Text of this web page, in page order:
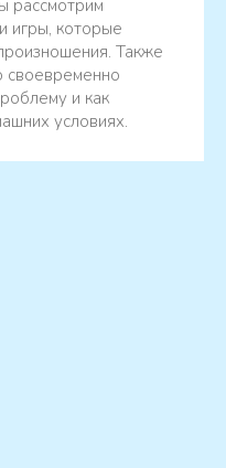
рассмотрим
игры, которые
Также
своевременно
и как
условиях.